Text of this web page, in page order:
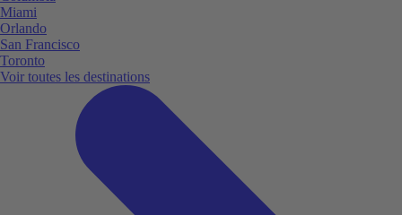
Miami
Orlando
San Francisco
Toronto
Voir toutes les destinations